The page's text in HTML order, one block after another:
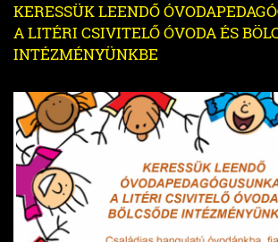
KERESSÜK LEENDŐ
A LITÉRI CSIVITELŐ ÓVODA ÉS
INTÉZMÉNYÜNKBE